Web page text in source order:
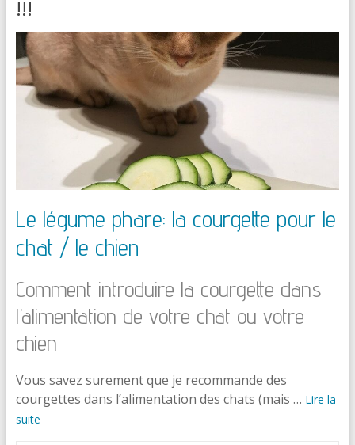
!!!
Le légume phare: la courgette pour le
chat / le chien
Comment introduire la courgette dans
l’alimentation de votre chat ou votre
chien
Vous savez surement que je recommande des
courgettes dans l’alimentation des chats (mais … Lire la
suite